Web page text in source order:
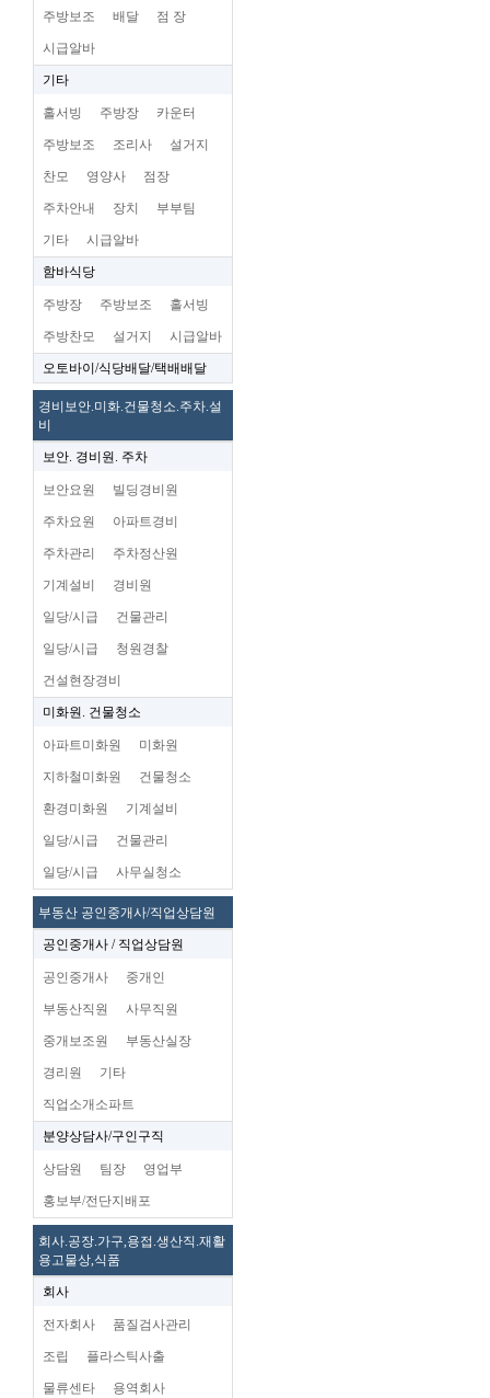
주방보조 배달 점 장
시급알바
기타
홀서빙 주방장 카운터
주방보조 조리사 설거지
찬모 영양사 점장
주차안내 장치 부부팀
기타 시급알바
함바식당
주방장 주방보조 홀서빙
주방찬모 설거지 시급알바
오토바이/식당배달/택배배달
경비보안.미화.건물청소.주차.설
비
보안. 경비원. 주차
보안요원 빌딩경비원
주차요원 아파트경비
주차관리 주차정산원
기계설비 경비원
일당/시급 건물관리
일당/시급 청원경찰
건설현장경비
미화원. 건물청소
아파트미화원 미화원
지하철미화원 건물청소
환경미화원 기계설비
일당/시급 건물관리
일당/시급 사무실청소
부동산 공인중개사/직업상담원
공인중개사 / 직업상담원
공인중개사 중개인
부동산직원 사무직원
중개보조원 부동산실장
경리원 기타
직업소개소파트
분양상담사/구인구직
상담원 팀장 영업부
홍보부/전단지배포
회사.공장.가구,용접.생산직.재활
용고물상,식품
회사
전자회사 품질검사관리
조립 플라스틱사출
물류센타 용역회사